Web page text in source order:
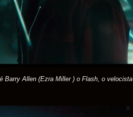
Barry Allen (Ezra Miller ) o Flash, o velocista